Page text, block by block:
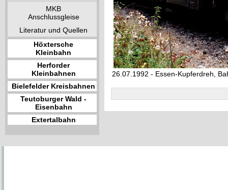
MKB
Anschlussgleise
Literatur und Quellen
Höxtersche
Kleinbahn
Herforder
Kleinbahnen
Bielefelder Kreisbahnen
Teutoburger Wald -
Eisenbahn
Extertalbahn
26.07.1992 - Essen-Kupferdreh,